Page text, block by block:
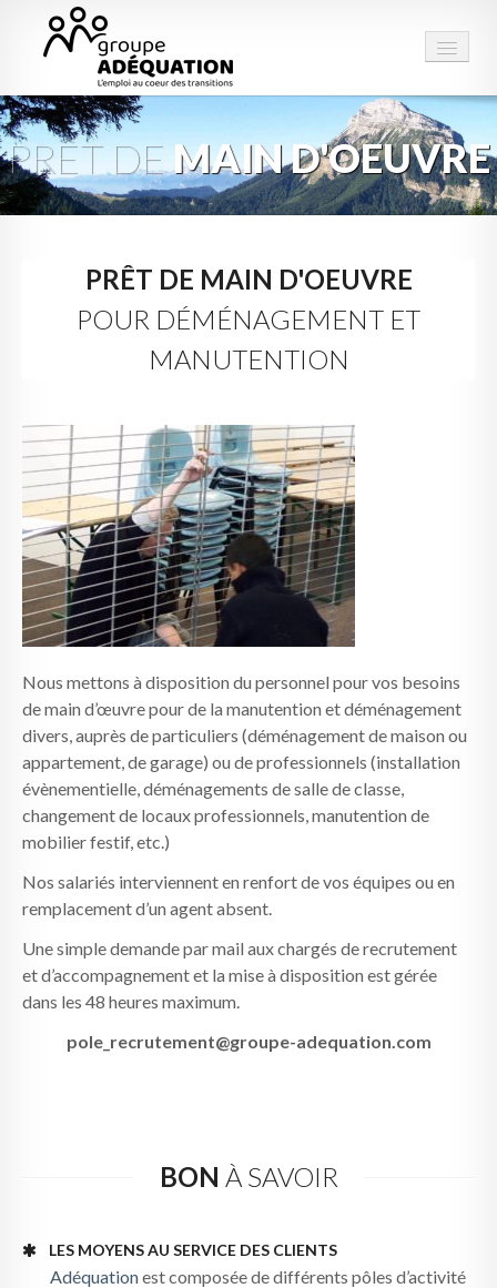
LE GROUPE
STRUCTURES
PRESTATIONS
ESPACE EMPLOI
PRÊT DEMAIN D'OEUVRE
PRÊT DE MAIN D'OEUVRE
POUR DÉMÉNAGEMENT ET
MANUTENTION
Nous mettons à disposition du personnel pour vos besoins
de main d’œuvre pour de la manutention et déménagement
divers, auprès de particuliers (déménagement de maison ou
appartement, de garage) ou de professionnels (installation
évènementielle, déménagements de salle de classe,
changement de locaux professionnels, manutention de
mobilier festif, etc.)
Nos salariés interviennent en renfort de vos équipes ou en
remplacement d’un agent absent.
Une simple demande par mail aux chargés de recrutement
et d’accompagnement et la mise à disposition est gérée
dans les 48 heures maximum.
pole_recrutement@groupe-adequation.com
BON À SAVOIR
LES MOYENS AU SERVICE DES CLIENTS
Adéquationest composée de différents pôles d’activité